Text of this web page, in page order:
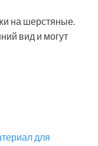
на шерстяные.
вид и могут